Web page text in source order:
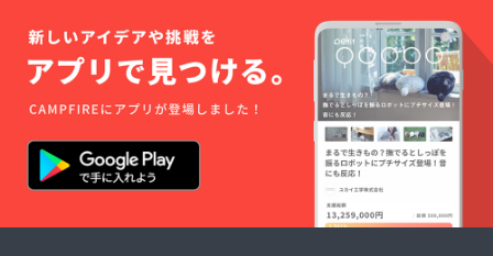
るプロ
ジェク
トの進
捗・経
過報告
書
いずれ
の場合
も別途
料金が
必要で
す ・転
売不可
です ・
グルー
シェア
利用は
可能で
す（追
加料金
なし）
・他の
方と
シェア
してご
利用さ
れる場
ラック
マンは
別途料